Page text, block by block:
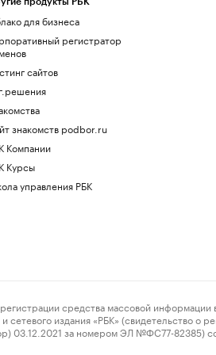
для бизнеса
регистратор
сайтов
знакомств podbor.ru
Компании
Курсы
управления РБК
средства массовой информации
издания «РБК» (свидетельство о
03.12.2021 за номером ЭЛ №ФС77-82385)